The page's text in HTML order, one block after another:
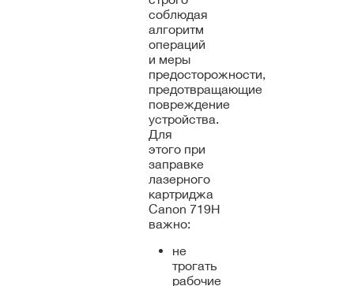
соблюдая
алгоритм
операций
и меры
предосторожности,
предотвращающие
повреждение
устройства.
Для
этого при
заправке
лазерного
картриджа
Canon 719H
важно:
не
трогать
рабочие